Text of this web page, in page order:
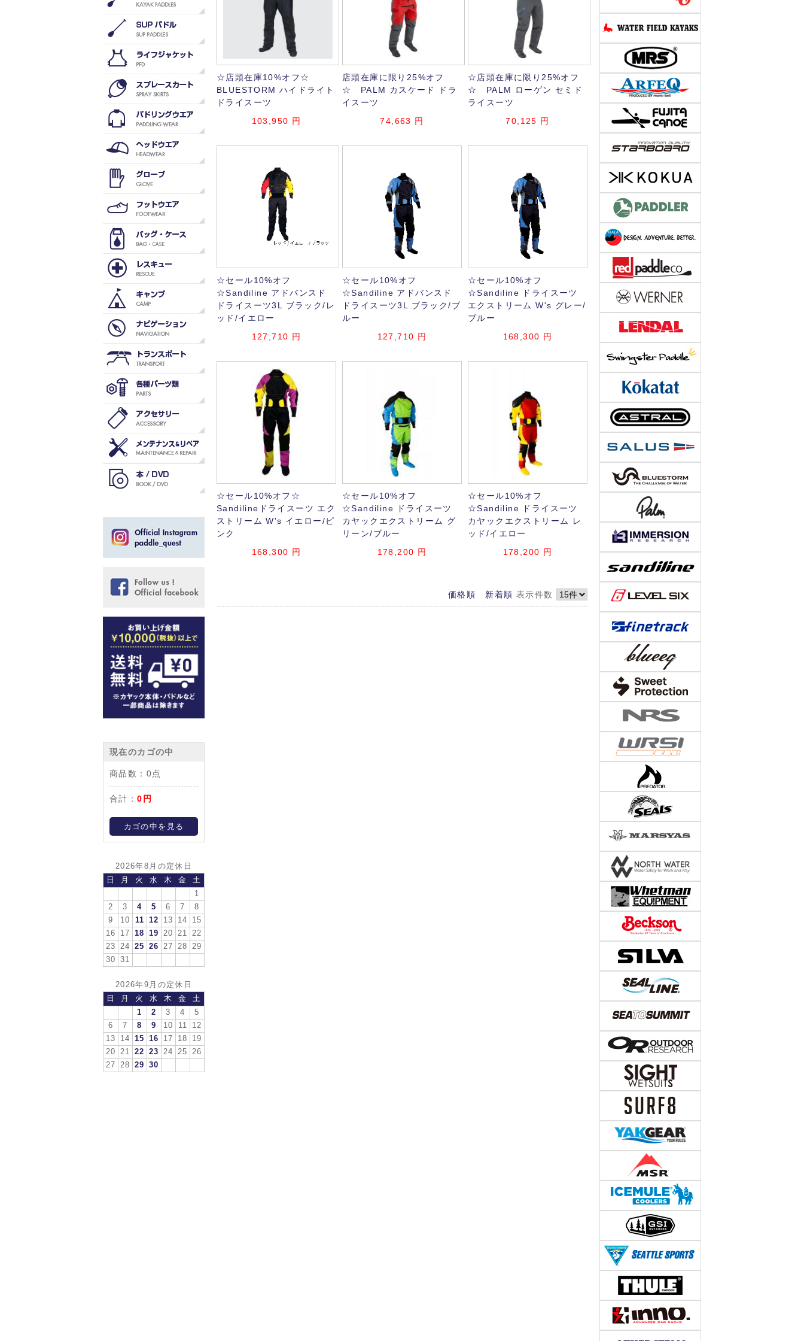
現在のカゴの中
商品数： 0点
合計：0円
カゴの中を見る
2026年8月の定休日
日
月 火 水 木 金
土
1
2
3 4 5 6 7
8
9
10 11 12 13 14
15
16
17 18 19 20 21
22
23
24 25 26 27 28
29
30
31
2026年9月の定休日
日
月 火 水 木 金
土
1
2 3 4
5
6
7 8 9 10 11
12
13
14 15 16 17 18
19
20
21 22 23 24 25
26
27
28 29 30
☆店頭在庫10%オフ☆
BLUESTORM ハイドライト
ドライスーツ
103,950 円
店頭在庫に限り25%オフ
☆ PALM カスケード ドラ
イスーツ
74,663 円
☆店頭在庫に限り25%オフ
☆ PALM ローゲン セミド
ライスーツ
70,125 円
☆セール10%オフ
☆Sandiline アドバンスド
ドライスーツ3L ブラック/レ
ッド/イエロー
127,710 円
☆セール10%オフ
☆Sandiline アドバンスド
ドライスーツ3L ブラック/ブ
ルー
127,710 円
☆セール10%オフ
☆Sandiline ドライスーツ
エクストリーム W's グレー/
ブルー
168,300 円
☆セール10%オフ☆
Sandilineドライスーツ エク
ストリーム W's イエロー/ピ
ンク
168,300 円
☆セール10%オフ
☆Sandiline ドライスーツ
カヤックエクストリーム グ
リーン/ブルー
178,200 円
☆セール10%オフ
☆Sandiline ドライスーツ
カヤックエクストリーム レ
ッド/イエロー
178,200 円
価格順 新着順 表示件数